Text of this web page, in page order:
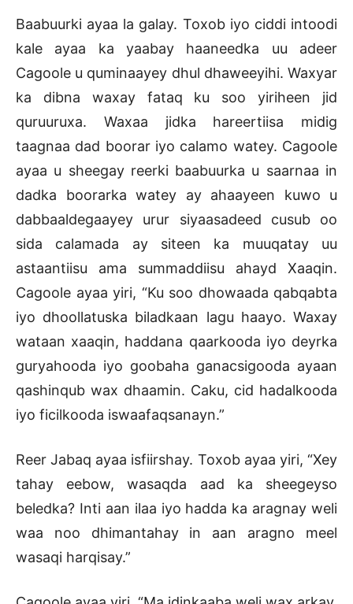
Baabuurki ayaa la galay. Toxob iyo ciddi intoodi
kale ayaa ka yaabay haaneedka uu adeer
Cagoole u quminaayey dhul dhaweeyihi. Waxyar
ka dibna waxay fataq ku soo yiriheen jid
quruuruxa. Waxaa jidka hareertiisa midig
taagnaa dad boorar iyo calamo watey. Cagoole
ayaa u sheegay reerki baabuurka u saarnaa in
dadka boorarka watey ay ahaayeen kuwo u
dabbaaldegaayey urur siyaasadeed cusub oo
sida calamada ay siteen ka muuqatay uu
astaantiisu ama summaddiisu ahayd Xaaqin.
Cagoole ayaa yiri, “Ku soo dhowaada qabqabta
iyo dhoollatuska biladkaan lagu haayo. Waxay
wataan xaaqin, haddana qaarkooda iyo deyrka
guryahooda iyo goobaha ganacsigooda ayaan
qashinqub wax dhaamin. Caku, cid hadalkooda
iyo ficilkooda iswaafaqsanayn.”
Reer Jabaq ayaa isfiirshay. Toxob ayaa yiri, “Xey
tahay eebow, wasaqda aad ka sheegeyso
beledka? Inti aan ilaa iyo hadda ka aragnay weli
waa noo dhimantahay in aan aragno meel
wasaqi harqisay.”